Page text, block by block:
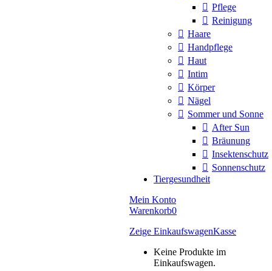
Pflege
Reinigung
Haare
Handpflege
Haut
Intim
Körper
Nägel
Sommer und Sonne
After Sun
Bräunung
Insektenschutz
Sonnenschutz
Tiergesundheit
Mein Konto
Warenkorb0
Zeige EinkaufswagenKasse
Keine Produkte im
Einkaufswagen.